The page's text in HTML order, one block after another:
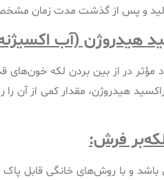
و پس از گذشت مدت زمان
هیدروژن (آب
مؤثر در از بین بردن لکه
هیدروژن، مقدار کمی از آن
لکه‌بر فرش:
و با روش‌های خانگی قابل